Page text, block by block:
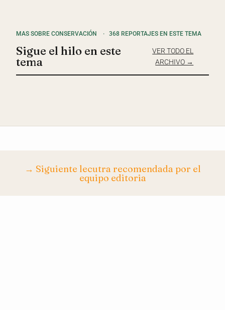
MAS SOBRE CONSERVACIÓN · 368 REPORTAJES EN ESTE TEMA
Sigue el hilo en este
tema
VER TODO EL
ARCHIVO →
→ Siguiente lecutra recomendada por el
equipo editoria